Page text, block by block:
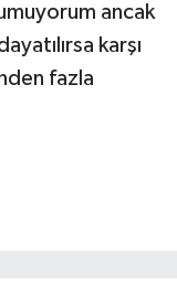
ancak
karşı
fazla